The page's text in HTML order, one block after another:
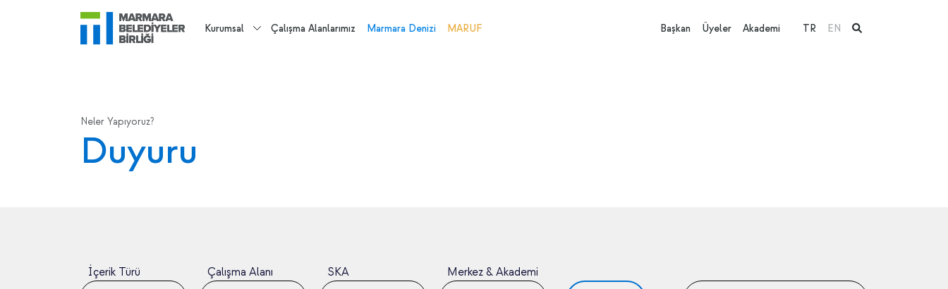
Kurumsal Çalışma Alanlarımız Marmara Denizi MARUF Başkan Üyeler Akademi TR EN
Neler Yapıyoruz?
Duyuru
İçerik Türü
Çalışma Alanı
SKA
Merkez & Akademi